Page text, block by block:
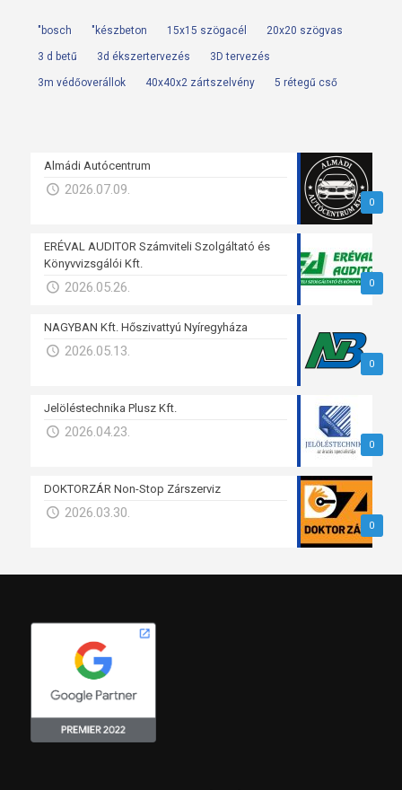
"bosch "készbeton 15x15 szögacél 20x20 szögvas
3 d betű 3d ékszertervezés 3D tervezés
3m védőoverállok 40x40x2 zártszelvény 5 rétegű cső
0
Almádi Autócentrum
2026.07.09.
0
ERÉVAL AUDITOR Számviteli Szolgáltató és
Könyvvizsgálói Kft.
2026.05.26.
0
NAGYBAN Kft. Hőszivattyú Nyíregyháza
2026.05.13.
0
Jelöléstechnika Plusz Kft.
2026.04.23.
0
DOKTORZÁR Non-Stop Zárszerviz
2026.03.30.